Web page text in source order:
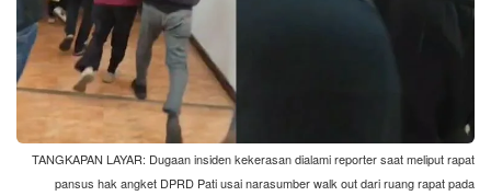
TANGKAPAN LAYAR: Dugaan insiden kekerasan dialami reporter saat meliput rapat
pansus hak angket DPRD Pati usai narasumber walk out dari ruang rapat pada